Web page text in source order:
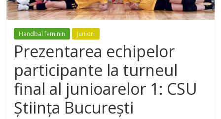
Handbal feminin Juniori
Prezentarea echipelor
participante la turneul
final al junioarelor 1: CSU
Știința București